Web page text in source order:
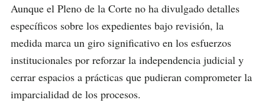
Aunque el Pleno de la Corte no ha divulgado detalles
específicos sobre los expedientes bajo revisión, la
medida marca un giro significativo en los esfuerzos
institucionales por reforzar la independencia judicial y
cerrar espacios a prácticas que pudieran comprometer la
imparcialidad de los procesos.